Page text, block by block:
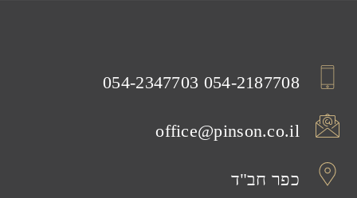
054-2187708
054-2347703
office@pinson.co.il
כפר חב"ד